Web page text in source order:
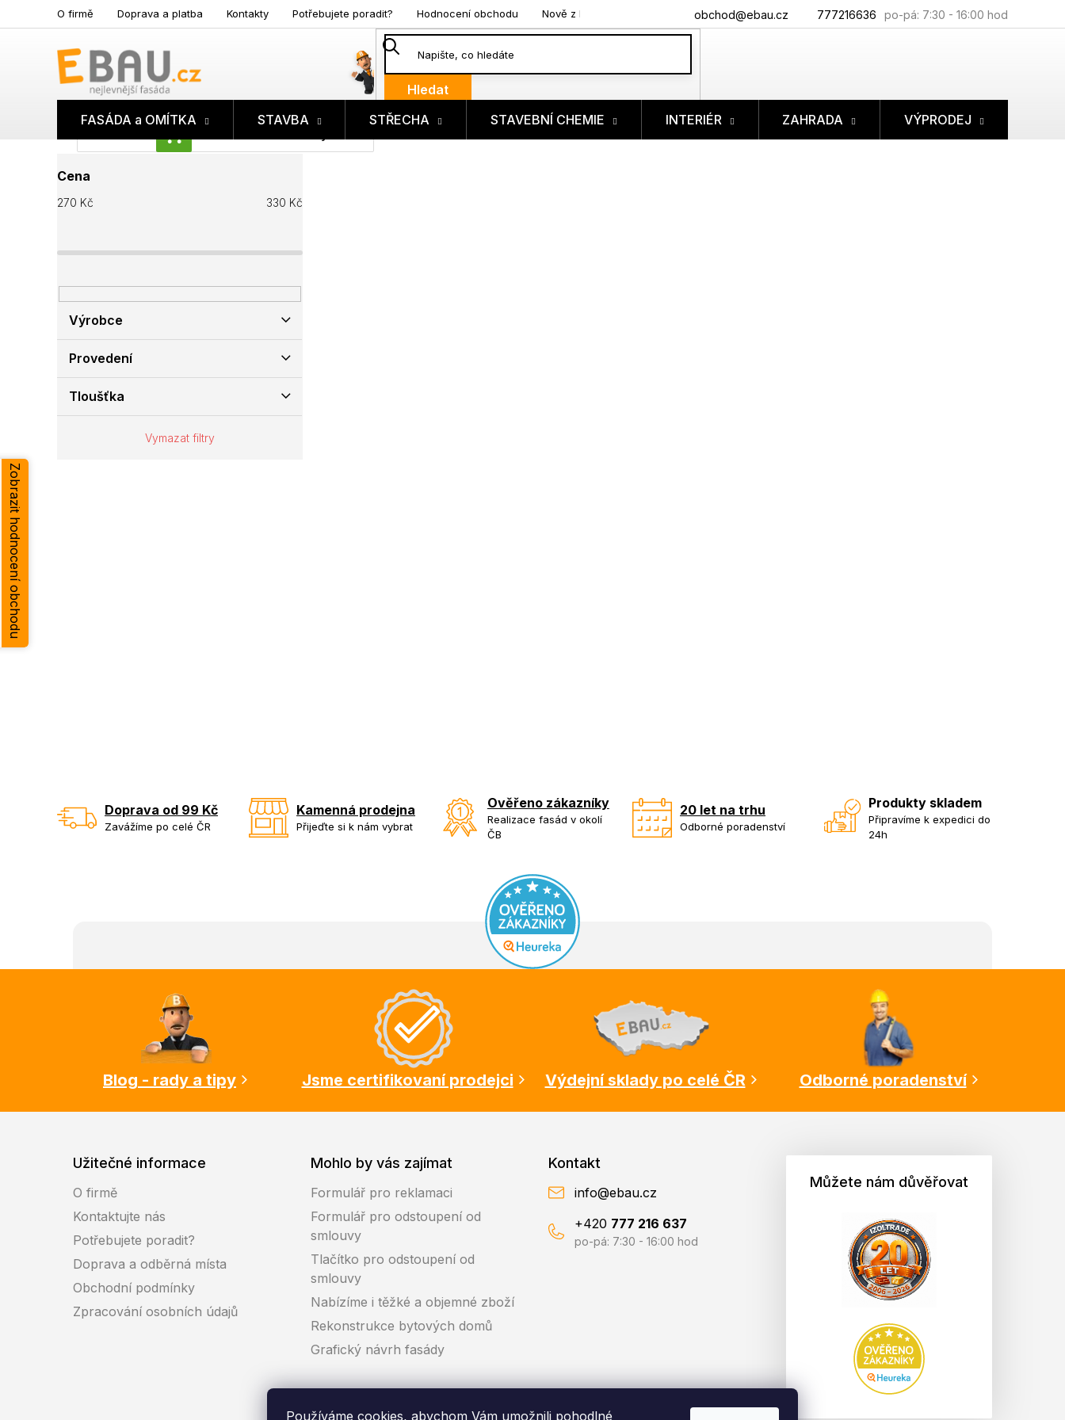
Používáme cookies, abychom Vám umožnili pohodlné
na
777216636
obchod@ebau.cz
O firmě Doprava a platba Kontakty Potřebujete poradit? Hodnocení obchodu Nově z blogu
Hledat
NÁKUPNÍ
FASÁDA a OMÍTKA STAVBA STŘECHA STAVEBNÍ CHEMIE INTERIÉR ZAHRADA VÝPRODEJ
o
s
a
n
í
a
Cena
270 Kč 330 Kč
Výrobce
Provedení
Tloušťka
Vymazat filtry
Doprava od 99 Kč
Zavážíme po celé ČR
Kamenná prodejna
Přijeďte si k nám vybrat
Ověřeno zákazníky
Realizace fasád v okolí
ČB
20 let na trhu
Odborné poradenství
Produkty skladem
Připravíme k expedici do
24h
Blog - rady a tipy
Jsme certifikovaní prodejci Výdejní sklady po celé ČR Odborné poradenství
Užitečné informace
O firmě
Kontaktujte nás
Potřebujete poradit?
Doprava a odběrná místa
Obchodní podmínky
Zpracování osobních údajů
Mohlo by vás zajímat
Formulář pro reklamaci
Formulář pro odstoupení od
smlouvy
Tlačítko pro odstoupení od
smlouvy
Nabízíme i těžké a objemné zboží
Rekonstrukce bytových domů
Grafický návrh fasády
Kontakt
info@ebau.cz
+420 777 216 637
po-pá: 7:30 - 16:00 hod
Můžete nám důvěřovat
Zobrazit hodnocení obchodu